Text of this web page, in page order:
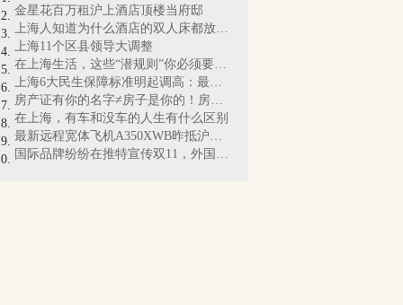
金星花百万租沪上酒店顶楼当府邸
上海人知道为什么酒店的双人床都放4个枕...
上海11个区县领导大调整
在上海生活，这些“潜规则”你必须要懂！
上海6大民生保障标准明起调高：最低工资...
房产证有你的名字≠房子是你的！房产证即...
在上海，有车和没车的人生有什么区别
最新远程宽体飞机A350XWB昨抵沪：“侬好...
国际品牌纷纷在推特宣传双11，外国网友懵...